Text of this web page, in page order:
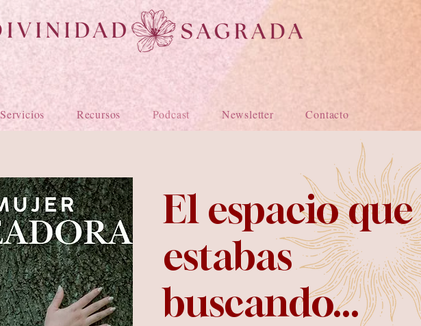
Servicios Recursos Podcast Newsletter Contacto
El espacio que
estabas
buscando...